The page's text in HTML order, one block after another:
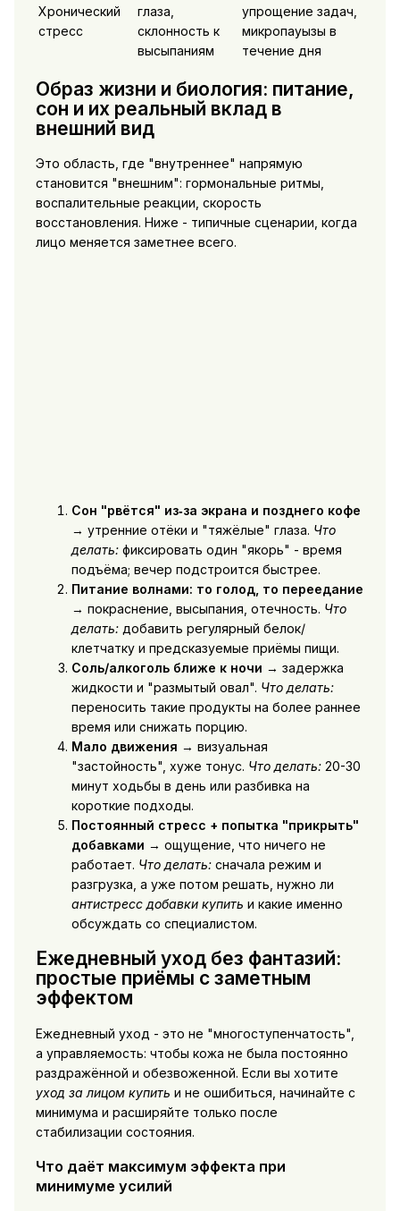
Хронический
стресс
глаза,
склонность к
высыпаниям
упрощение задач,
микропауызы в
течение дня
Образ жизни и биология: питание,
сон и их реальный вклад в
внешний вид
Это область, где "внутреннее" напрямую
становится "внешним": гормональные ритмы,
воспалительные реакции, скорость
восстановления. Ниже - типичные сценарии, когда
лицо меняется заметнее всего.
Сон "рвётся" из‑за экрана и позднего кофе
→ утренние отёки и "тяжёлые" глаза. Что
делать:фиксировать один "якорь" - время
подъёма; вечер подстроится быстрее.
Питание волнами: то голод, то переедание
→ покраснение, высыпания, отечность. Что
делать:добавить регулярный белок/
клетчатку и предсказуемые приёмы пищи.
Соль/алкоголь ближе к ночи → задержка
жидкости и "размытый овал". Что делать:
переносить такие продукты на более раннее
время или снижать порцию.
Мало движения → визуальная
"застойность", хуже тонус. Что делать:20-30
минут ходьбы в день или разбивка на
короткие подходы.
Постоянный стресс + попытка "прикрыть"
добавками → ощущение, что ничего не
работает. Что делать:сначала режим и
разгрузка, а уже потом решать, нужно ли
антистресс добавки купить и какие именно
обсуждать со специалистом.
Ежедневный уход без фантазий:
простые приёмы с заметным
эффектом
Ежедневный уход - это не "многоступенчатость",
а управляемость: чтобы кожа не была постоянно
раздражённой и обезвоженной. Если вы хотите
уход за лицом купить и не ошибиться, начинайте с
минимума и расширяйте только после
стабилизации состояния.
Что даёт максимум эффекта при
минимуме усилий